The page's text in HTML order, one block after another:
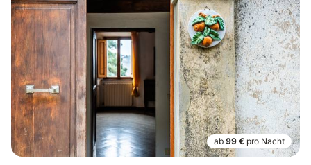
ab 99 € pro Nacht